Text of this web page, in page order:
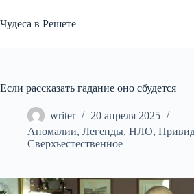
к
сути
Чудеса в Решете
Если рассказать гадание оно сбудется
writer
20 апреля 2025
Аномалии, Легенды, НЛО,
Сверхъестественное